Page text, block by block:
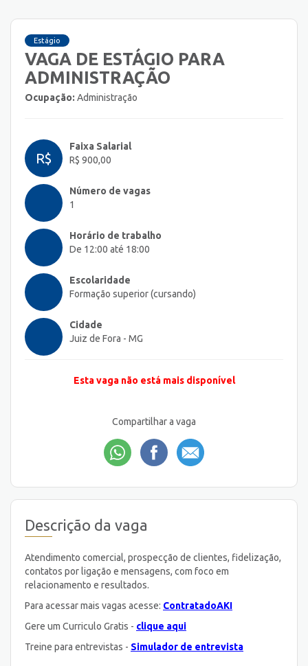
Estágio
VAGA DE ESTÁGIO PARA
ADMINISTRAÇÃO
Ocupação: Administração
R$
Faixa Salarial
R$ 900,00
Número de vagas
1
Horário de trabalho
De 12:00 até 18:00
Escolaridade
Formação superior (cursando)
Cidade
Juiz de Fora - MG
Esta vaga não está mais disponível
Compartilhar a vaga
Descrição da vaga
Atendimento comercial, prospecção de clientes, fidelização,
contatos por ligação e mensagens, com foco em
relacionamento e resultados.
Para acessar mais vagas acesse: ContratadoAKI
Gere um Curriculo Gratis - clique aqui
Treine para entrevistas - Simulador de entrevista